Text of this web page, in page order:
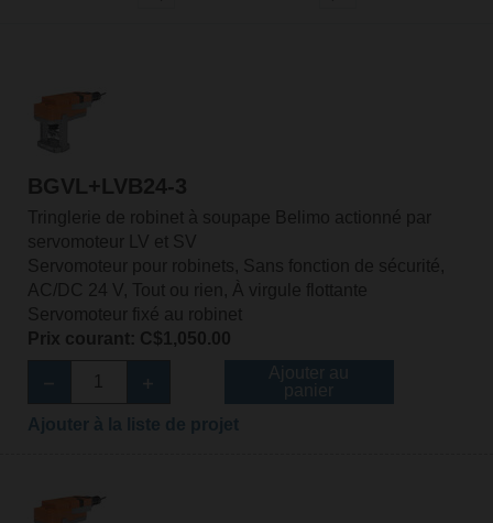
BGVL+LVB24-3
Tringlerie de robinet à soupape Belimo actionné par
servomoteur LV et SV
Servomoteur pour robinets, Sans fonction de sécurité,
AC/DC 24 V, Tout ou rien, À virgule flottante
Servomoteur fixé au robinet
Prix courant: C$1,050.00